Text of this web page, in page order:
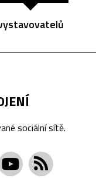
sociální sítě.